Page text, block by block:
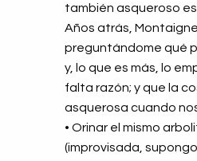
también asqueroso
Años atrás,
preguntándome qué
y, lo que es más, lo
falta razón; y que la
asquerosa cuando
• Orinar el mismo
(improvisada,